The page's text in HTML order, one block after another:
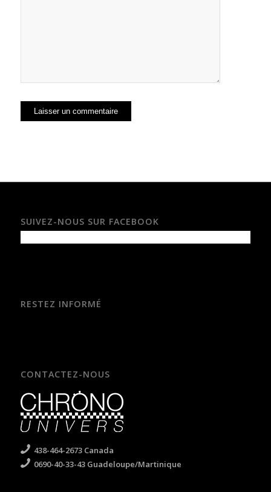
SUIVEZ-NOUS SUR FACEBOOK
RESTEZ INFORMÉ
CONTACTEZ-NOUS
438-464-2673 Canada
0690-40-33-43 Guadeloupe/Martinique